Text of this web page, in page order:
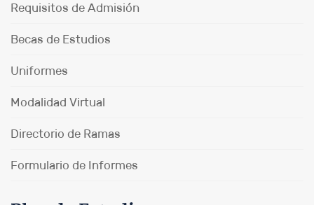
Requisitos de Admisión
Becas de Estudios
Uniformes
Modalidad Virtual
Directorio de Ramas
Formulario de Informes